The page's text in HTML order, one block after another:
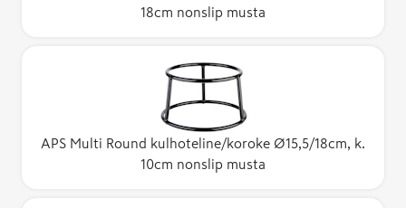
18cm nonslip musta
APS Multi Round kulhoteline/koroke Ø15,5/18cm, k.
10cm nonslip musta